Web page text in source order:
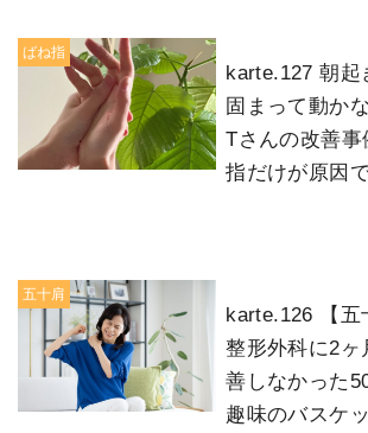
ばね指
karte.127 朝起
固まって動か
Tさんの改善事
指だけが原因
五十肩
karte.126 【五
整形外科に2ヶ
善しなかった
趣味のバスケ